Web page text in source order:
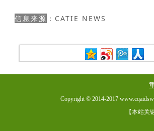
信息来源 ：CATIE NEWS
Copyright © 2014-2017
【本站关